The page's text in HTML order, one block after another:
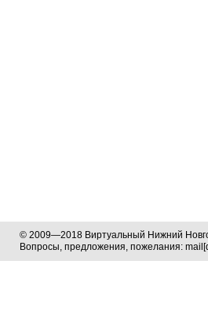
© 2009—2018 Виртуальный Нижний
Вопросы, предложения, пожелания: